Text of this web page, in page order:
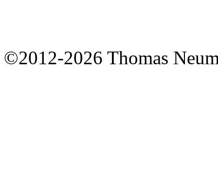
©2012-2026 Thomas